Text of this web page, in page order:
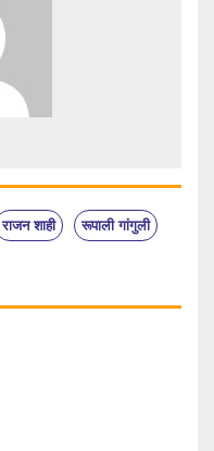
राजन शाही रूपाली गांगुली